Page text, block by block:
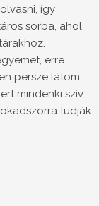
így
sorba, ahol
erre
persze látom,
mindenki szív
tudják